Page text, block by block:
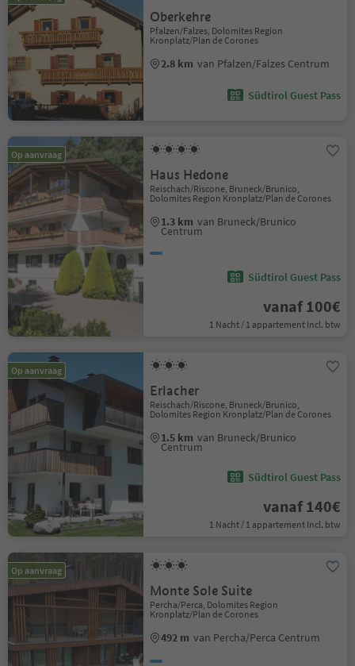
Oberkehre
Pfalzen/Falzes, Dolomites Region
Kronplatz/Plan de Corones
2.8 km van Pfalzen/Falzes Centrum
Südtirol Guest Pass
Op aanvraag
Haus Hedone
Reischach/Riscone, Bruneck/Brunico,
Dolomites Region Kronplatz/Plan de Corones
1.3 km van Bruneck/Brunico
Centrum
Südtirol Guest Pass
vanaf 100€
1 Nacht / 1 appartement Incl. btw
Op aanvraag
Erlacher
Reischach/Riscone, Bruneck/Brunico,
Dolomites Region Kronplatz/Plan de Corones
1.5 km van Bruneck/Brunico
Centrum
Südtirol Guest Pass
vanaf 140€
1 Nacht / 1 appartement Incl. btw
Op aanvraag
Monte Sole Suite
Percha/Perca, Dolomites Region
Kronplatz/Plan de Corones
492 m van Percha/Perca Centrum